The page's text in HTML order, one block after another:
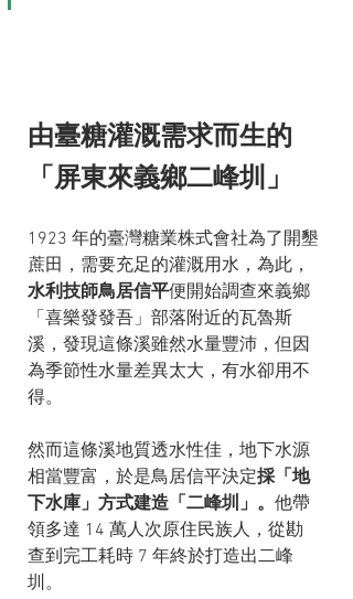
由臺糖灌溉需求而生的
「屏東來義鄉二峰圳」
1923 年的臺灣糖業株式會社為了開墾
蔗田，需要充足的灌溉用水，為此，
水利技師鳥居信平便開始調查來義鄉
「喜樂發發吾」部落附近的瓦魯斯
溪，發現這條溪雖然水量豐沛，但因
為季節性水量差異太大，有水卻用不
得。
然而這條溪地質透水性佳，地下水源
相當豐富，於是鳥居信平決定採「地
下水庫」方式建造「二峰圳」。 他帶
領多達 14 萬人次原住民族人，從勘
查到完工耗時 7 年終於打造出二峰
圳。